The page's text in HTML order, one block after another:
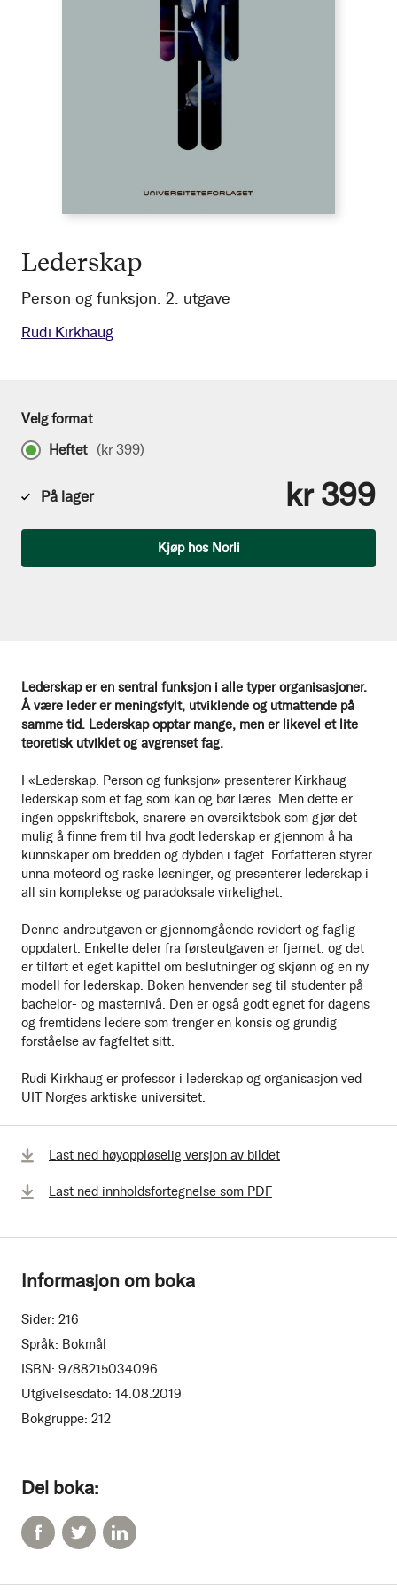
Lederskap
Person og funksjon. 2. utgave
Rudi Kirkhaug
Lederskap er en sentral funksjon i alle typer organisasjoner.
Å være leder er meningsfylt, utviklende og utmattende på
samme tid. Lederskap opptar mange, men er likevel et lite
teoretisk utviklet og avgrenset fag.
I «Lederskap. Person og funksjon» presenterer Kirkhaug
lederskap som et fag som kan og bør læres. Men dette er
ingen oppskriftsbok, snarere en oversiktsbok som gjør det
mulig å finne frem til hva godt lederskap er gjennom å ha
kunnskaper om bredden og dybden i faget. Forfatteren styrer
unna moteord og raske løsninger, og presenterer lederskap i
all sin komplekse og paradoksale virkelighet.
Denne andreutgaven er gjennomgående revidert og faglig
oppdatert. Enkelte deler fra førsteutgaven er fjernet, og det
er tilført et eget kapittel om beslutninger og skjønn og en ny
modell for lederskap. Boken henvender seg til studenter på
bachelor- og masternivå. Den er også godt egnet for dagens
og fremtidens ledere som trenger en konsis og grundig
forståelse av fagfeltet sitt.
Rudi Kirkhaug er professor i lederskap og organisasjon ved
UIT Norges arktiske universitet.
Del boka:
Velg format
Heftet (kr 399)
På lager kr 399
Kjøp hos Norli
Last ned høyoppløselig versjon av bildet
Last ned innholdsfortegnelse som PDF
Informasjon om boka
Sider: 216
Språk: Bokmål
ISBN: 9788215034096
Utgivelsesdato: 14.08.2019
Bokgruppe: 212